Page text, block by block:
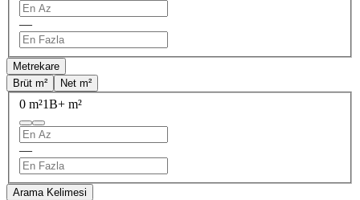
—
Metrekare
Brüt m²
Net m²
0 m²1B+ m²
—
Arama Kelimesi